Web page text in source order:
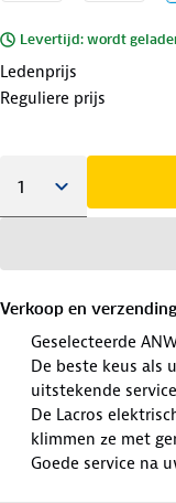
Levertijd: wordt
Ledenprijs
Reguliere prijs
Verkoop en
Geselecteerde
De beste keus als
uitstekende
De Lacros
klimmen ze met
Goede service na